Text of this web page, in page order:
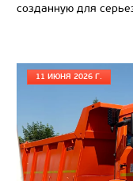
Цена по
созданную для
11 ИЮНЯ 2026 Г.